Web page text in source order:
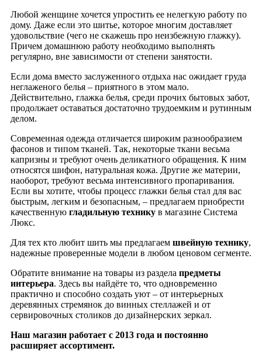
Любой женщине хочется упростить ее нелегкую работу по
дому. Даже если это шитье, которое многим доставляет
удовольствие (чего не скажешь про неизбежную глажку).
Причем домашнюю работу необходимо выполнять
регулярно, вне зависимости от степени занятости.
Если дома вместо заслуженного отдыха нас ожидает груда
неглаженого белья – приятного в этом мало.
Действительно, глажка белья, среди прочих бытовых забот,
продолжает оставаться достаточно трудоемким и рутинным
делом.
Современная одежда отличается широким разнообразием
фасонов и типом тканей. Так, некоторые ткани весьма
капризны и требуют очень деликатного обращения. К ним
относятся шифон, натуральная кожа. Другие же материи,
наоборот, требуют весьма интенсивного пропаривания.
Если вы хотите, чтобы процесс глажки белья стал для вас
быстрым, легким и безопасным, – предлагаем приобрести
качественную гладильную технику в магазине Система
Люкс.
Для тех кто любит шить мы предлагаем швейную технику,
надежные проверенные модели в любом ценовом сегменте.
Обратите внимание на товары из раздела предметы
интерьера. Здесь вы найдёте то, что одновременно
практично и способно создать уют – от интерьерных
деревянных стремянок до винных стеллажей и от
сервировочных столиков до дизайнерских зеркал.
Наш магазин работает с 2013 года и постоянно
расширяет ассортимент.